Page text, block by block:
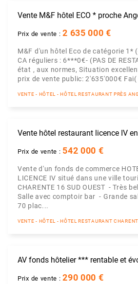
Vente M&F hôtel ECO * proche
Prix de vente :2 635 000 €
M&F d'un hôtel Eco de catégorie 1*
CA réguliers : 6***0€- (PAS DE
état , aux normes, Situation
prix de vente public: 2'635'000€
VENTE - HÔTEL - HÔTEL RESTAURANT PRÈS
Vente hôtel restaurant licence IV
Prix de vente : 542 000 €
Vente d'un fonds de commerce
LICENCE IV situé dans une ville
CHARENTE 16 SUD OUEST - Très
Salle avec comptoir bar - Grande
70 plac...
VENTE - HÔTEL - HÔTEL RESTAURANT
AV fonds hôtelier *** rentable et
Prix de vente :290 000 €